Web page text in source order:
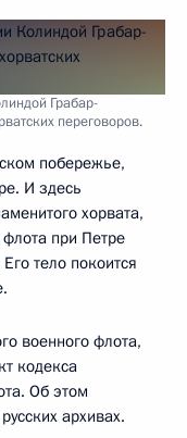
Грабар-
переговоров.
побережье,
И здесь
хорвата,
при Петре
тело покоится
военного флота,
кодекса
Об этом
архивах.